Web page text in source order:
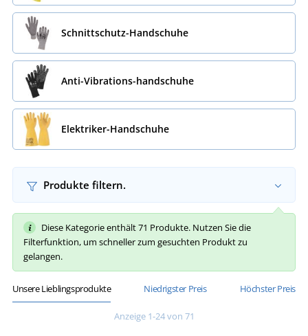
Schnittschutz-Handschuhe
Anti-Vibrations-handschuhe
Elektriker-Handschuhe
Produkte filtern.
Diese Kategorie enthält 71 Produkte. Nutzen Sie die
Filterfunktion, um schneller zum gesuchten Produkt zu
gelangen.
Unsere Lieblingsprodukte Niedrigster Preis Höchster Preis
Anzeige 1-24 von 71